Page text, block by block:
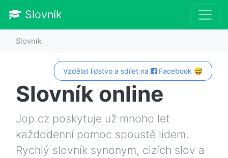
Slovník
Slovník
Vzdělat lidstvo a sdílet na Facebook 😅
Slovník online
Jop.cz poskytuje už mnoho let
každodenní pomoc spoustě lidem.
Rychlý slovník synonym, cizích slov a